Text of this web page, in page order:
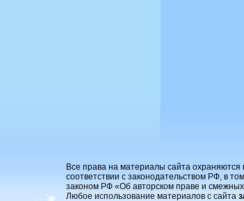
Все права на материалы сайта охраняются
соответствии с законодательством РФ, в
законом РФ «Об авторском праве и
Любое использование материалов с сайта